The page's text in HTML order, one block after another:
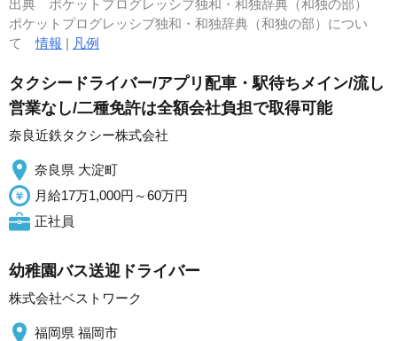
出典 ポケットプログレッシブ独和・和独辞典（和独の部）
ポケットプログレッシブ独和・和独辞典（和独の部）につい
て情報 | 凡例
タクシードライバー/アプリ配車・駅待ちメイン/流し
営業なし/二種免許は全額会社負担で取得可能
奈良近鉄タクシー株式会社
奈良県 大淀町
月給17万1,000円～60万円
正社員
幼稚園バス送迎ドライバー
株式会社ベストワーク
福岡県 福岡市